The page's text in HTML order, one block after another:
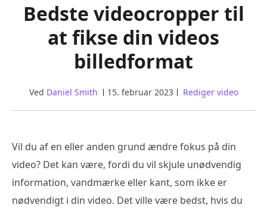
Bedste videocropper til
at fikse din videos
billedformat
Ved Daniel Smith 15. februar 2023 Rediger video
Vil du af en eller anden grund ændre fokus på din
video? Det kan være, fordi du vil skjule unødvendig
information, vandmærke eller kant, som ikke er
nødvendigt i din video. Det ville være bedst, hvis du